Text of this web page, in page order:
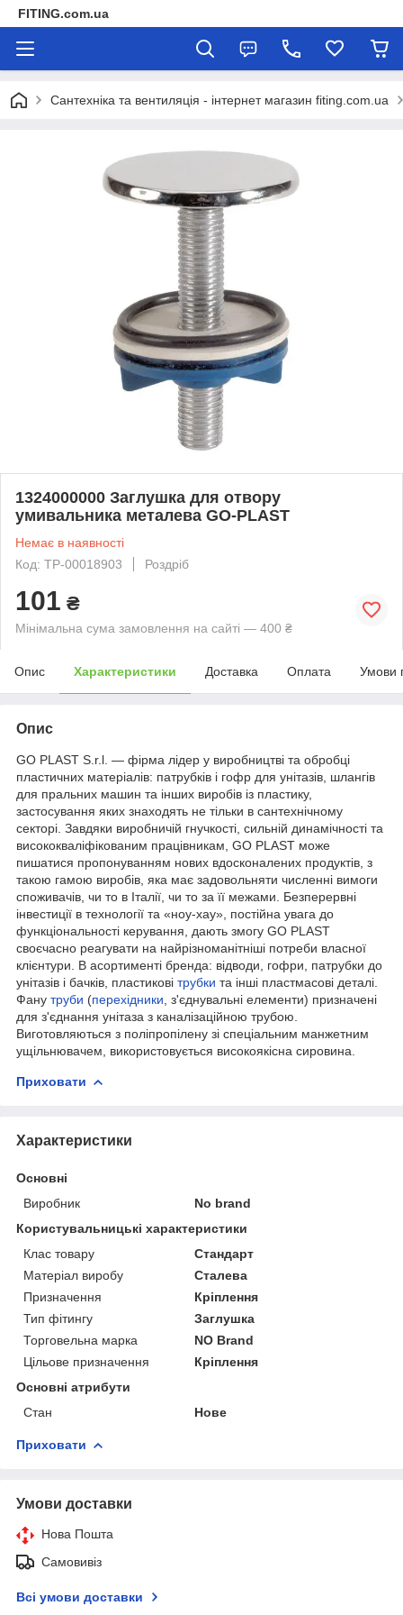
FITING.com.ua
Сантехніка та вентиляція - інтернет магазин fiting.com.ua
1324000000 Заглушка для отвору
умивальника металева GO-PLAST
Немає в наявності
Код: ТР-00018903
Роздріб
101 ₴
Мінімальна сума замовлення на сайті — 400 ₴
Опис Характеристики Доставка Оплата Умови
Опис
GO PLAST S.r.l. — фірма лідер у виробництві та обробці
пластичних матеріалів: патрубків і гофр для унітазів, шлангів
для пральних машин та інших виробів із пластику,
застосування яких знаходять не тільки в сантехнічному
секторі. Завдяки виробничій гнучкості, сильній динамічності та
висококваліфікованим працівникам, GO PLAST може
пишатися пропонуванням нових вдосконалених продуктів, з
такою гамою виробів, яка має задовольняти численні вимоги
споживачів, чи то в Італії, чи то за її межами. Безперервні
інвестиції в технології та «ноу-хау», постійна увага до
функціональності керування, дають змогу GO PLAST
своєчасно реагувати на найрізноманітніші потреби власної
клієнтури. В асортименті бренда: відводи, гофри, патрубки до
унітазів і бачків, пластикові трубки та інші пластмасові деталі.
Фану труби (перехідники , з'єднувальні елементи) призначені
для з'єднання унітаза з каналізаційною трубою.
Виготовляються з поліпропілену зі спеціальним манжетним
ущільнювачем, використовується високоякісна сировина.
Приховати
Характеристики
Основні
Виробник
No brand
Користувальницькі характеристики
Клас товару
Стандарт
Матеріал виробу
Сталева
Призначення
Кріплення
Тип фітингу
Заглушка
Торговельна марка
NO Brand
Цільове призначення
Кріплення
Основні атрибути
Стан
Нове
Приховати
Умови доставки
Нова Пошта
Самовивіз
Всі умови доставки